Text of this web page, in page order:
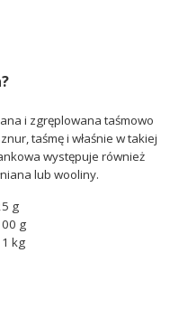
i zgręplowana taśmowo
taśmę i właśnie w takiej
występuje również
lub wooliny.
g
g
kg